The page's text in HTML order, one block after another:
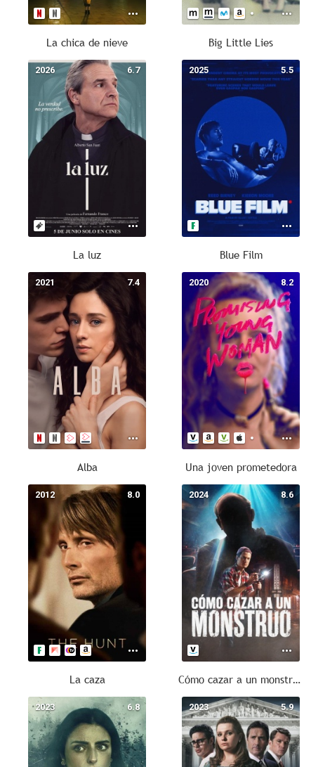
La chica de nieve Big Little Lies
6.7
2026
La luz
5.5
2025
Blue Film
7.4
2021
Alba
8.2
2020
Una joven prometedora
8.0
2012
La caza
8.6
2024
Cómo cazar a un monstruo
6.8
2023 5.9
2023